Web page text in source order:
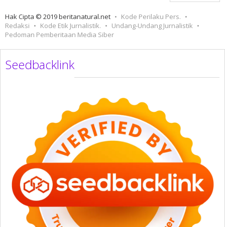
Hak Cipta © 2019 beritanatural.net
Kode Perilaku Pers.
Redaksi
Kode Etik Jurnalistik.
Undang-Undang Jurnalistik
Pedoman Pemberitaan Media Siber
Seedbacklink